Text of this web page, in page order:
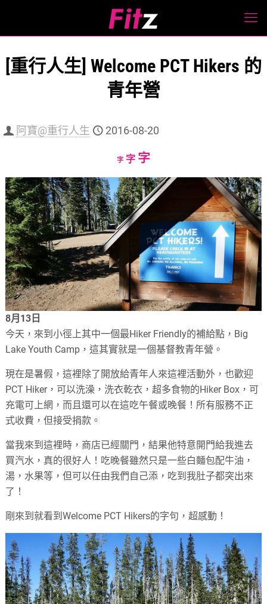
[重行人生] Welcome PCT Hikers 的
青年營
阿寶@重行人生 2016-08-20
字Decrease
size.
字Reset
size.
字Increase
size.
8月13日
今天，來到小徑上其中一個最Hiker Friendly的補給點，Big
Lake Youth Camp，這其實就是一個基督教青年營。
現在是暑假，這裡除了開放給青年人來這裡活動外，也歡迎
PCT Hiker，可以洗澡，洗衣乾衣，超多食物的HikerBox，可
充電可上網，而且還可以在這吃午餐或晚餐！所有服務不正
式收費，但接受捐款。
當我來到這裡時，商店已經關門，結果他特意開門給我進去
買汽水，真的很好人！吃晚餐雖然只是一些白麵包配牛油，
湯，水果等，但可以任由我們自己添，吃到我肚子都突出來
了！
剛來到就看到Welcome PCT Hikers的字句，超感動！